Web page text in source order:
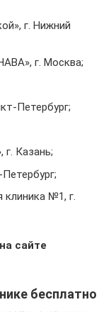
г. Нижний
г. Москва;
Петербург;
г. Казань;
клиника №1, г.
сайте
бесплатно